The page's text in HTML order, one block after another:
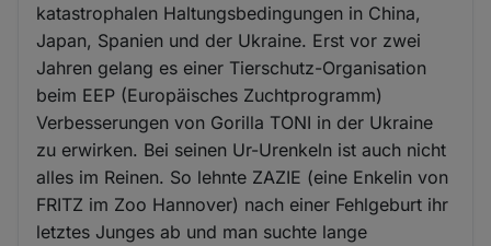
katastrophalen Haltungsbedingungen in China,
Japan, Spanien und der Ukraine. Erst vor zwei
Jahren gelang es einer Tierschutz-Organisation
beim EEP (Europäisches Zuchtprogramm)
Verbesserungen von Gorilla TONI in der Ukraine
zu erwirken. Bei seinen Ur-Urenkeln ist auch nicht
alles im Reinen. So lehnte ZAZIE (eine Enkelin von
FRITZ im Zoo Hannover) nach einer Fehlgeburt ihr
letztes Junges ab und man suchte lange